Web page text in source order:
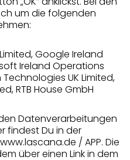
um die folgenden
Google Ireland
Ireland Operations
UK Limited,
RTB House GmbH
Datenverarbeitungen
findest Du in der
/ APP. Die
über einen Link in dem